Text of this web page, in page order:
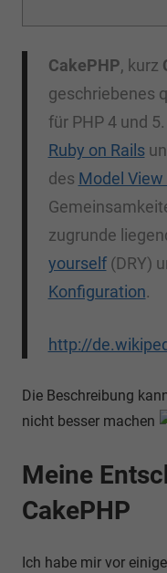
CakePHP, kurz
geschriebenes
für PHP 4 und
Ruby on Rails
des Model
zugrunde
yourself(DRY)
Konfiguration.
http://
Die Beschreibung
nicht besser machen
Meine
CakePHP
Ich habe mir vor